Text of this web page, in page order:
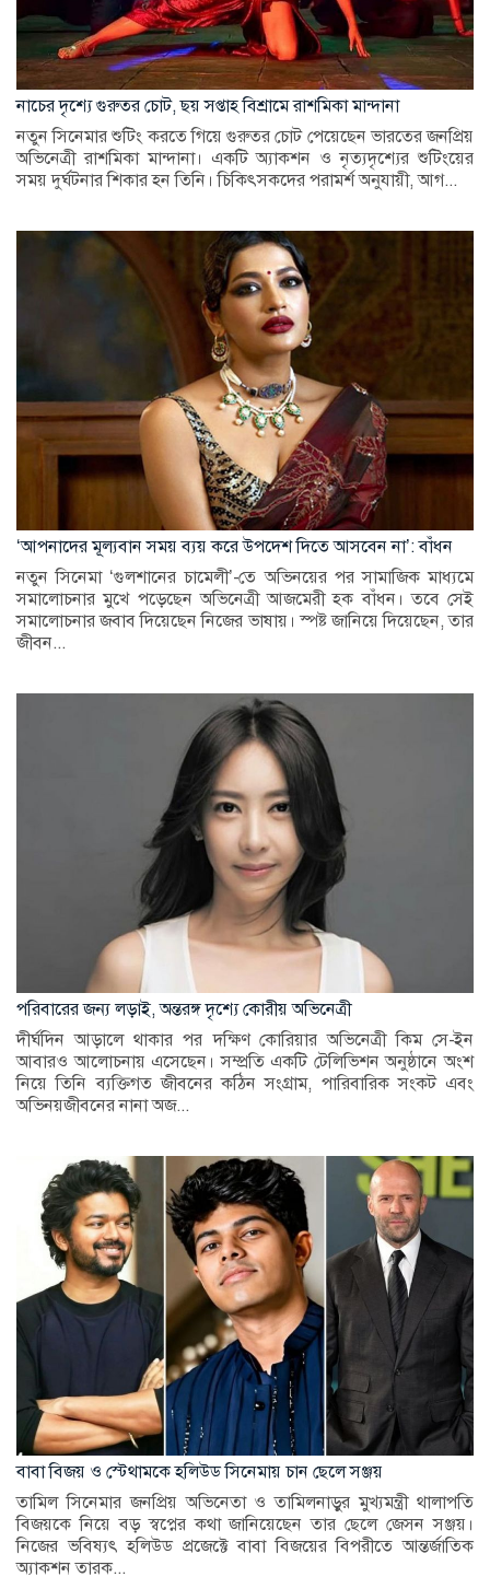
নাচের দৃশ্যে গুরুতর চোট, ছয় সপ্তাহ বিশ্রামে রাশমিকা মান্দানা
নতুন সিনেমার শুটিং করতে গিয়ে গুরুতর চোট পেয়েছেন ভারতের জনপ্রিয়
অভিনেত্রী রাশমিকা মান্দানা। একটি অ্যাকশন ও নৃত্যদৃশ্যের শুটিংয়ের
সময় দুর্ঘটনার শিকার হন তিনি। চিকিৎসকদের পরামর্শ অনুযায়ী, আগ...
‘আপনাদের মূল্যবান সময় ব্যয় করে উপদেশ দিতে আসবেন না’: বাঁধন
নতুন সিনেমা ‘গুলশানের চামেলী’-তে অভিনয়ের পর সামাজিক মাধ্যমে
সমালোচনার মুখে পড়েছেন অভিনেত্রী আজমেরী হক বাঁধন। তবে সেই
সমালোচনার জবাব দিয়েছেন নিজের ভাষায়। স্পষ্ট জানিয়ে দিয়েছেন, তার
জীবন...
পরিবারের জন্য লড়াই, অন্তরঙ্গ দৃশ্যে কোরীয় অভিনেত্রী
দীর্ঘদিন আড়ালে থাকার পর দক্ষিণ কোরিয়ার অভিনেত্রী কিম সে-ইন
আবারও আলোচনায় এসেছেন। সম্প্রতি একটি টেলিভিশন অনুষ্ঠানে অংশ
নিয়ে তিনি ব্যক্তিগত জীবনের কঠিন সংগ্রাম, পারিবারিক সংকট এবং
অভিনয়জীবনের নানা অজ...
বাবা বিজয় ও স্টেথামকে হলিউড সিনেমায় চান ছেলে সঞ্জয়
তামিল সিনেমার জনপ্রিয় অভিনেতা ও তামিলনাড়ুর মুখ্যমন্ত্রী থালাপতি
বিজয়কে নিয়ে বড় স্বপ্নের কথা জানিয়েছেন তার ছেলে জেসন সঞ্জয়।
নিজের ভবিষ্যৎ হলিউড প্রজেক্টে বাবা বিজয়ের বিপরীতে আন্তর্জাতিক
অ্যাকশন তারক...